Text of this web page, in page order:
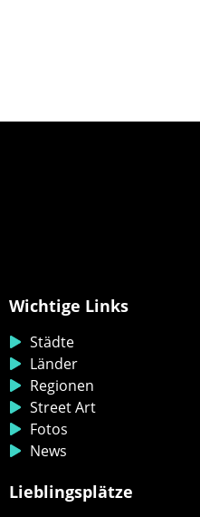
Wichtige Links
Städte
Länder
Regionen
Street Art
Fotos
News
Lieblingsplätze